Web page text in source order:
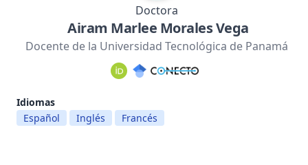
Doctora
Airam Marlee Morales Vega
Docente de la Universidad Tecnológica de Panamá
Idiomas
Español
Inglés Francés